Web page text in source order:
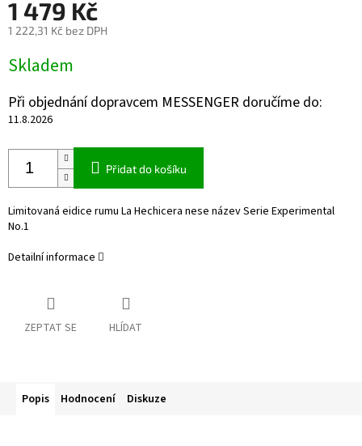
1 479 Kč
1 222,31 Kč bez DPH
cena:
Skladem
Při objednání dopravcem MESSENGER doručíme do:
11.8.2026
Přidat do košíku
Limitovaná eidice rumu La Hechicera nese název Serie Experimental
No.1
Detailní informace
ZEPTAT SE HLÍDAT
Popis Hodnocení Diskuze